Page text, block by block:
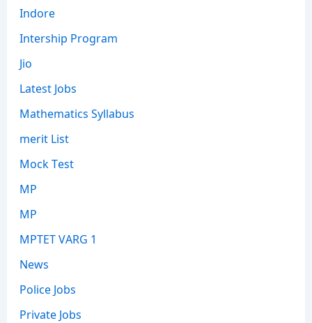
Indore
Intership Program
Jio
Latest Jobs
Mathematics Syllabus
merit List
Mock Test
MP
MP
MPTET VARG 1
News
Police Jobs
Private Jobs